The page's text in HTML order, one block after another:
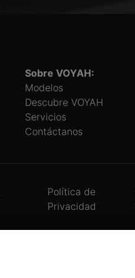
Sobre VOYAH:
Modelos
Descubre VOYAH
Servicios
Contáctanos
Política de
Privacidad